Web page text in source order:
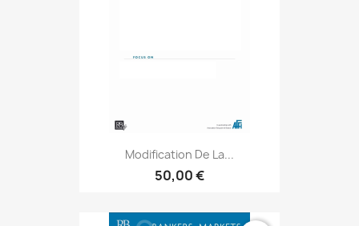
Modification De La...
50,00 €